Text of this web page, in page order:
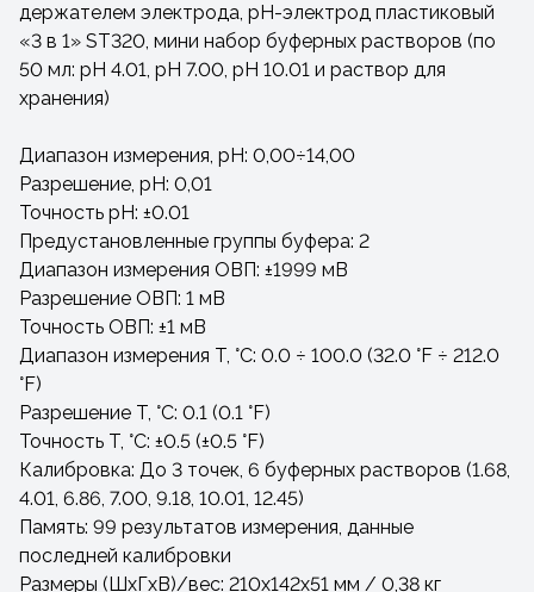
держателем электрода, pH-электрод пластиковый
«3 в 1» ST320, мини набор буферных растворов (по
50 мл: pH 4.01, pH 7.00, pH 10.01 и раствор для
хранения)
Диапазон измерения, pH: 0,00÷14,00
Разрешение, pH: 0,01
Точность pH: ±0.01
Предустановленные группы буфера: 2
Диапазон измерения ОВП: ±1999 мВ
Разрешение ОВП: 1 мВ
Точность ОВП: ±1 мВ
Диапазон измерения T, °C: 0.0 ÷ 100.0 (32.0 °F ÷ 212.0
°F)
Разрешение T, °C: 0.1 (0.1 °F)
Точность T, °C: ±0.5 (±0.5 °F)
Калибровка: До 3 точек, 6 буферных растворов (1.68,
4.01, 6.86, 7.00, 9.18, 10.01, 12.45)
Память: 99 результатов измерения, данные
последней калибровки
Размеры (ШxГxВ)/вес: 210x142x51 мм / 0,38 кг